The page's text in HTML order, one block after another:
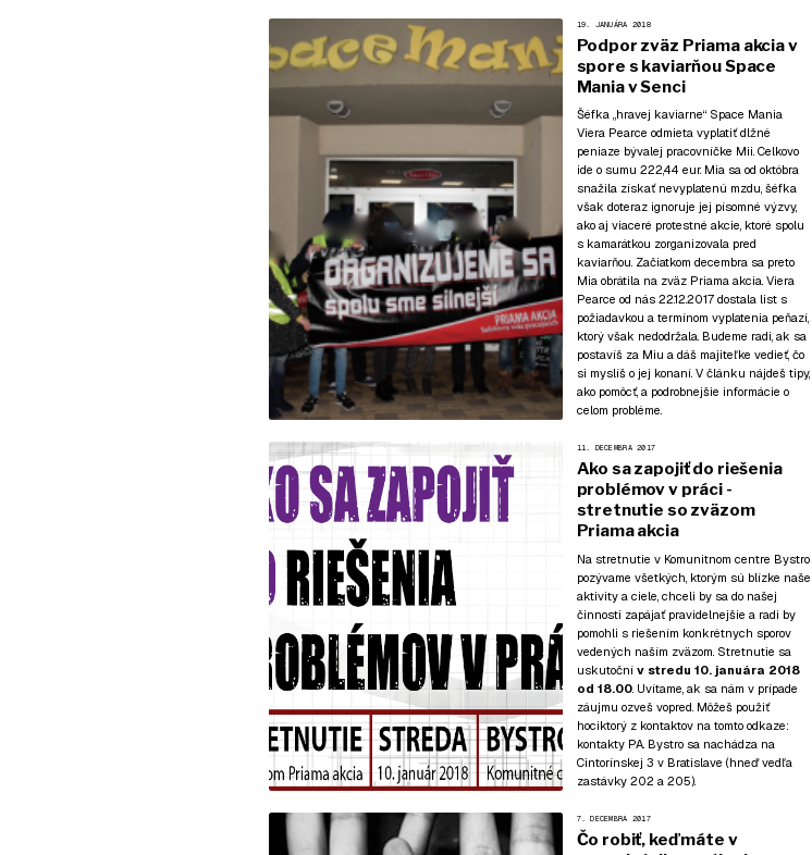
19. JANUÁRA 2018
Podpor zväz Priama akcia v
spore s kaviarňou Space
Mania v Senci
Šéfka „hravej kaviarne“ Space Mania
Viera Pearce odmieta vyplatiť dlžné
peniaze bývalej pracovníčke Mii. Celkovo
ide o sumu 222,44 eur. Mia sa od októbra
snažila získať nevyplatenú mzdu, šéfka
však doteraz ignoruje jej písomné výzvy,
ako aj viaceré protestné akcie, ktoré spolu
s kamarátkou zorganizovala pred
kaviarňou. Začiatkom decembra sa preto
Mia obrátila na zväz Priama akcia. Viera
Pearce od nás 22.12.2017 dostala list s
požiadavkou a termínom vyplatenia peňazí,
ktorý však nedodržala. Budeme radi, ak sa
postavíš za Miu a dáš majiteľke vedieť, čo
si myslíš o jej konaní. V článku nájdeš tipy,
ako pomôcť, a podrobnejšie informácie o
celom probléme.
11. DECEMBRA 2017
Ako sa zapojiť do riešenia
problémov v práci -
stretnutie so zväzom
Priama akcia
Na stretnutie v Komunitnom centre Bystro
pozývame všetkých, ktorým sú blízke naše
aktivity a ciele, chceli by sa do našej
činnosti zapájať pravidelnejšie a radi by
pomohli s riešením konkrétnych sporov
vedených naším zväzom. Stretnutie sa
uskutoční v stredu 10. januára 2018
od 18.00. Uvítame, ak sa nám v prípade
záujmu ozveš vopred. Môžeš použiť
hociktorý z kontaktov na tomto odkaze:
kontakty PA. Bystro sa nachádza na
Cintorínskej 3 v Bratislave (hneď vedľa
zastávky 202 a 205).
7. DECEMBRA 2017
Čo robiť, keď máte v